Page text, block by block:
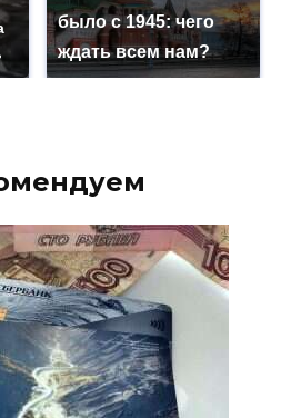
было с 1945: чего
ждать всем нам?